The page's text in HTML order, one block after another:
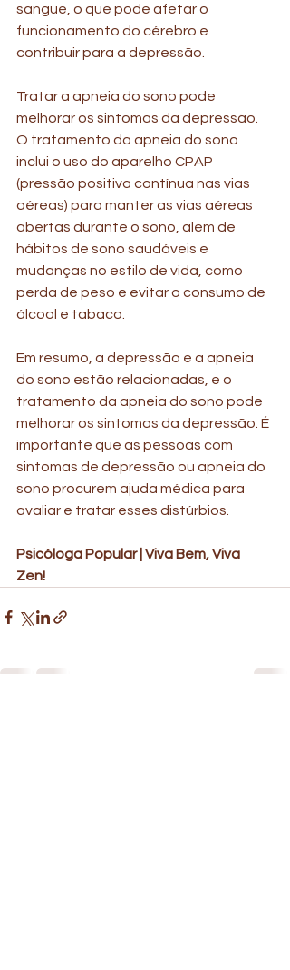
sangue, o que pode afetar o
funcionamento do cérebro e
contribuir para a depressão.
Tratar a apneia do sono pode
melhorar os sintomas da depressão.
O tratamento da apneia do sono
inclui o uso do aparelho CPAP
(pressão positiva contínua nas vias
aéreas) para manter as vias aéreas
abertas durante o sono, além de
hábitos de sono saudáveis e
mudanças no estilo de vida, como
perda de peso e evitar o consumo de
álcool e tabaco.
Em resumo, a depressão e a apneia
do sono estão relacionadas, e o
tratamento da apneia do sono pode
melhorar os sintomas da depressão. É
importante que as pessoas com
sintomas de depressão ou apneia do
sono procurem ajuda médica para
avaliar e tratar esses distúrbios.
Psicóloga Popular | Viva Bem, Viva
Zen!